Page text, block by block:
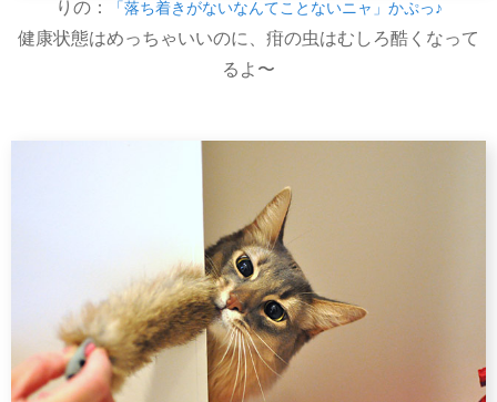
りの： 「落ち着きがないなんてことないニャ」かぷっ♪
健康状態はめっちゃいいのに、疳の虫はむしろ酷くなって
るよ〜